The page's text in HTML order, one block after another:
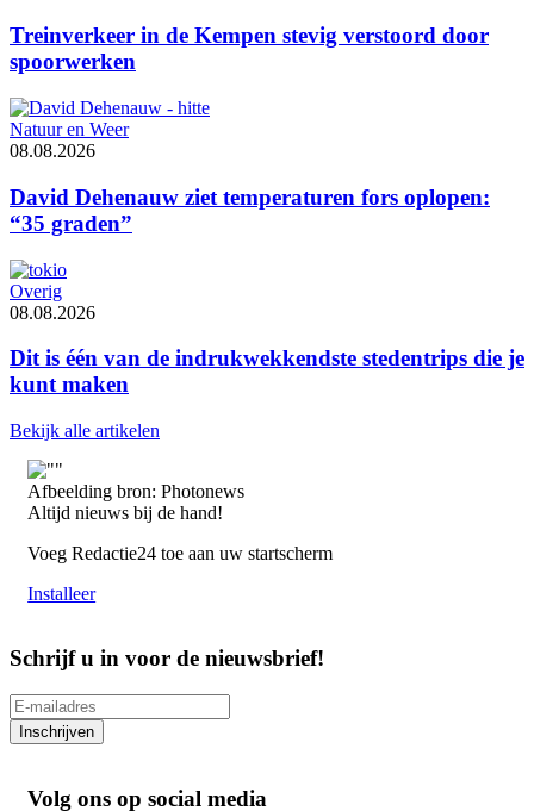
Treinverkeer in de Kempen stevig verstoord door
spoorwerken
Natuur en Weer
08.08.2026
David Dehenauw ziet temperaturen fors oplopen:
“35 graden”
Overig
08.08.2026
Dit is één van de indrukwekkendste stedentrips die je
kunt maken
Bekijk alle artikelen
Afbeelding bron: Photonews
Altijd nieuws bij de hand!
Voeg Redactie24 toe aan uw startscherm
Installeer
Schrijf u in voor de nieuwsbrief!
Inschrijven
Volg ons op social media